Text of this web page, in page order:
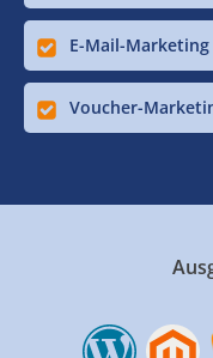
E-Mail-Marketing
Voucher-